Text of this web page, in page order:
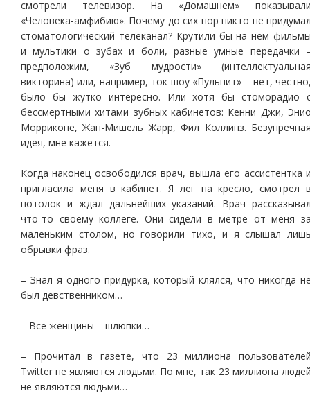
смотрели телевизор. На «Домашнем»
«Человека-амфибию». Почему до сих пор никто не
стоматологический телеканал? Крутили бы на нем
и мультики о зубах и боли, разные умные передачки
предположим, «Зуб мудрости»
викторина) или, например, ток-шоу «Пульпит» – нет,
было бы жутко интересно. Или хотя бы стоморадио
бессмертными хитами зубных кабинетов: Кенни Джи,
Морриконе, Жан-Мишель Жарр, Фил Коллинз.
идея, мне кажется.
Когда наконец освободился врач, вышла его ассистентка
пригласила меня в кабинет. Я лег на кресло, смотрел
потолок и ждал дальнейших указаний. Врач
что-то своему коллеге. Они сидели в метре от меня
маленьким столом, но говорили тихо, и я слышал
обрывки фраз.
– Знал я одного придурка, который клялся, что никогда
был девственником…
– Все женщины – шлюпки…
– Прочитал в газете, что 23 миллиона
Twitter не являются людьми. По мне, так 23 миллиона
не являются людьми…